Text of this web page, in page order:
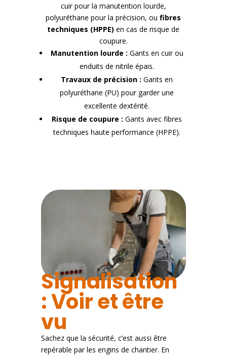
cuir pour la manutention lourde,
polyuréthane pour la précision, oufibres
techniques (HPPE) en cas de risque de
coupure.
Manutention lourde : Gants en cuir ou
enduits de nitrile épais.
Travaux de précision : Gants en
polyuréthane (PU) pour garder une
excellente dextérité.
Risque de coupure : Gants avec fibres
techniques haute performance (HPPE).
Signalisation
: Voir et être
vu
Sachez que la sécurité, c’est aussi être
repérable par les engins de chantier. En